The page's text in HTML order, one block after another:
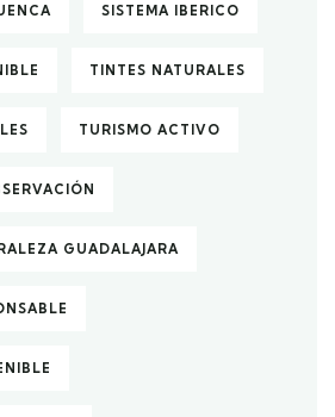
SISTEMA IBERICO
TINTES NATURALES
TURISMO ACTIVO
GUADALAJARA